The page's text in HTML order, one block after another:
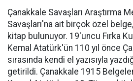
Çanakkale Savaşları Araştırma
Savaşları'na ait birçok özel
kitap bulunuyor. 19'uncu Fırka
Kemal Atatürk'ün 110 yıl önce
sırasında kendi el yazısıyla
getirildi. Çanakkale 1915